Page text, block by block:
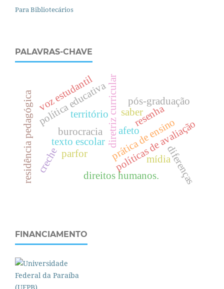
Para Bibliotecários
PALAVRAS-CHAVE
resenha
territóriodiretriz curricular
prática de ensino
texto escolar políticas de avaliação
pós-graduação
saber
política educativa
mídia
residência pedagógica direitos humanos.
parfor
voz estudantil
creche diferenças
afeto
burocracia
FINANCIAMENTO